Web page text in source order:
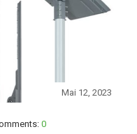
Mai 12, 2023
0